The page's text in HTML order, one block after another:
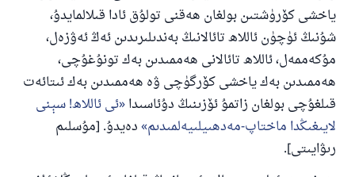
ياخشى كۆرۈشتىن بولغان ھەقنى تولۇق ئادا قىلالمايدۇ،
شۇنىڭ ئۈچۈن ئاللاھ تائالانىڭ بەندىلىرىدىن ئەڭ ئەۋزەل،
مۇكەممەل، ئاللاھ تائالانى ھەممىدىن بەك تونۇغۇچى،
ھەممىدىن بەك ياخشى كۆرگۈچى ۋە ھەممىدىن بەك ئىتائەت
قىلغۇچى بولغان زاتمۇ ئۆزىنىڭ دۇئاسىدا ئى ئاللاھ! سېنى
لايىغىڭدا ماختاپ-مەدھىيلىيەلمىدىم دەيدۇ. [مۇسلىم
رىۋايىتى].